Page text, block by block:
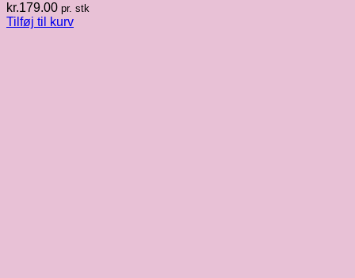
kr.179.00 pr. stk
Tilføj til kurv